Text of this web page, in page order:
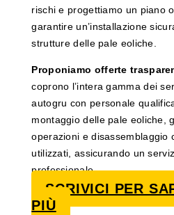
rischi e progettiamo un piano
garantire un’installazione
strutture delle pale eoliche.
Proponiamo offerte
coprono l’intera gamma dei
autogru con personale
montaggio delle pale eoliche,
operazioni e disassemblaggio
utilizzati, assicurando un
professionale.
SCRIVICI PER
PIÙ